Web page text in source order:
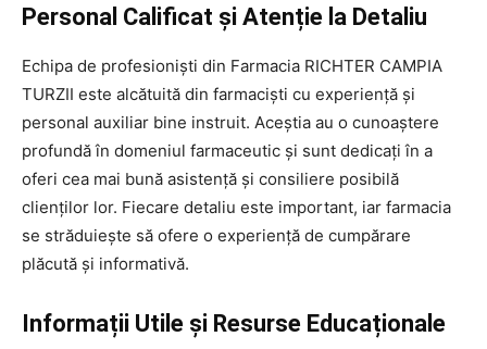
Personal Calificat și Atenție la Detaliu
Echipa de profesioniști din Farmacia RICHTER CAMPIA
TURZII este alcătuită din farmaciști cu experiență și
personal auxiliar bine instruit. Aceștia au o cunoaștere
profundă în domeniul farmaceutic și sunt dedicați în a
oferi cea mai bună asistență și consiliere posibilă
clienților lor. Fiecare detaliu este important, iar farmacia
se străduiește să ofere o experiență de cumpărare
plăcută și informativă.
Informații Utile și Resurse Educaționale